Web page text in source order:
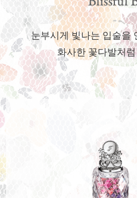
눈부시게 빛나는 입술을
화사한 꽃다발처럼